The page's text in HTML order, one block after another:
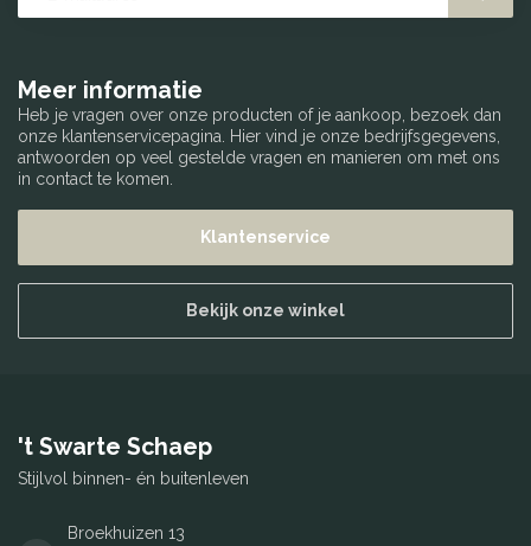
Meer informatie
Heb je vragen over onze producten of je aankoop, bezoek dan
onze klantenservicepagina. Hier vind je onze bedrijfsgegevens,
antwoorden op veel gestelde vragen en manieren om met ons
in contact te komen.
Klantenservice
Bekijk onze winkel
't Swarte Schaep
Stijlvol binnen- én buitenleven
Broekhuizen 13